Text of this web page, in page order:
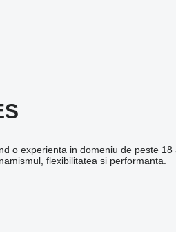
o experienta in domeniu de peste
flexibilitatea si performanta.